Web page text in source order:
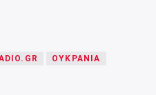
ΟΥΚΡΑΝΙΑ